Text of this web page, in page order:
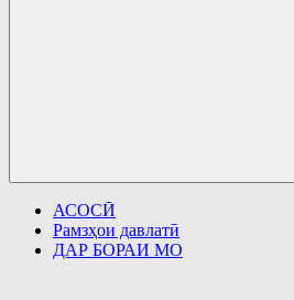
АСОСӢ
Рамзҳои давлатӣ
ДАР БОРАИ МО